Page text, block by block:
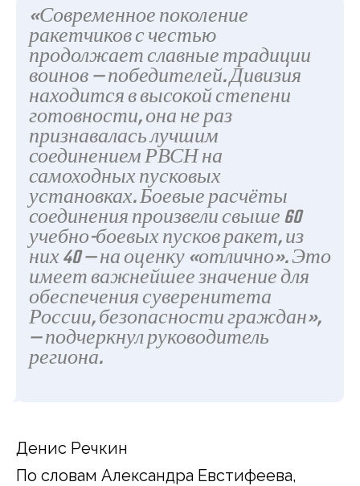
«Современное поколение
ракетчиков с честью
продолжает славные традиции
воинов — победителей. Дивизия
находится в высокой степени
готовности, она не раз
признавалась лучшим
соединением РВСН на
самоходных пусковых
установках. Боевые расчёты
соединения произвели свыше 60
учебно-боевых пусков ракет, из
них 40 — на оценку «отлично». Это
имеет важнейшее значение для
обеспечения суверенитета
России, безопасности граждан»,
— подчеркнул руководитель
региона.
Денис Речкин
По словам Александра Евстифеева,